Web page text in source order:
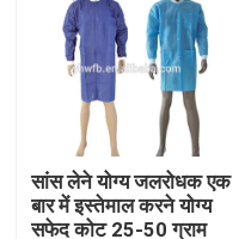
हमारे बारे में
कारखाना भ्रमण
गुणवत्ता नियंत्रण
सांस लेने योग्य जलरोधक एक
बार में इस्तेमाल करने योग्य
सफेद कोट 25-50 ग्राम